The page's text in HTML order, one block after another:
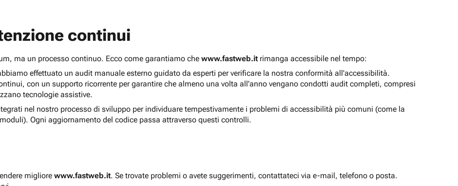
continui
ma un processo continuo. Ecco come garantiamo che www.fastweb.it rimanga accessibile nel tempo:
effettuato un audit manuale esterno guidato da esperti per verificare la nostra conformità all'accessibilità.
con un supporto ricorrente per garantire che almeno una volta all'anno vengano condotti audit completi, compresi
tecnologie assistive.
nel nostro processo di sviluppo per individuare tempestivamente i problemi di accessibilità più comuni (come la
Ogni aggiornamento del codice passa attraverso questi controlli.
migliore www.fastweb.it. Se trovate problemi o avete suggerimenti, contattateci via e-mail, telefono o posta.